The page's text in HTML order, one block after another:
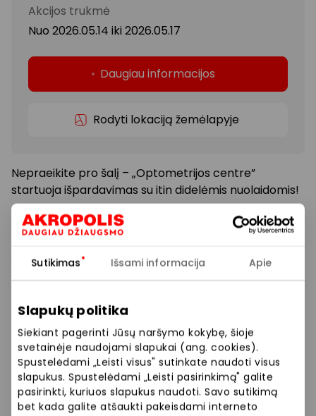
Sutikimas Išsami informacija Apie
Slapukų politika
Siekiant pagerinti Jūsų naršymo kokybę, šioje
svetainėje naudojami slapukai (ang. cookies).
Spustelėdami „Leisti visus" sutinkate naudoti visus
slapukus. Spustelėdami „Leisti pasirinkimą" galite
pasirinkti, kuriuos slapukus naudoti. Savo sutikimą
bet kada galite atšaukti pakeisdami interneto
Akcijos trukmė
Nuo 2026.05.14 iki 2026.05.17
Daugiau informacijos
Rodyti lokaciją žemėlapyje
Nepraeikite pro šalį – „Optometrijos centre”
startuoja išpardavimas su itin didelėmis nuolaidomis!
Gegužės 14-17 d. Jūsų laukia tikrai stiprūs pasiūlymai:
-50% akinių rėmeliams*
-50% saulės akiniams*
-30% aksesuarams*
Užsukite, kol nuolaidų lietus dar nesibaigė!
*Prekybos ir pramogų centre „AKROPOLIS“